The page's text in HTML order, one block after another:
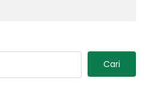
Cari